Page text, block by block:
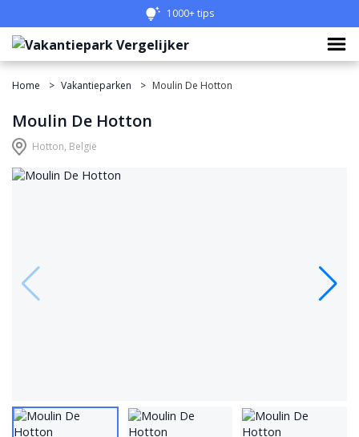
1000+ tips
Home Vakantieparken Moulin De Hotton
Moulin De Hotton
Hotton, België